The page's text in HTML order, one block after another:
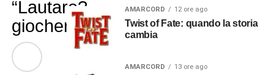
“Lautaro?
giocherà”
AMARCORD 12 ore ago
Twist of Fate: quando la storia
cambia
AMARCORD 13 ore ago